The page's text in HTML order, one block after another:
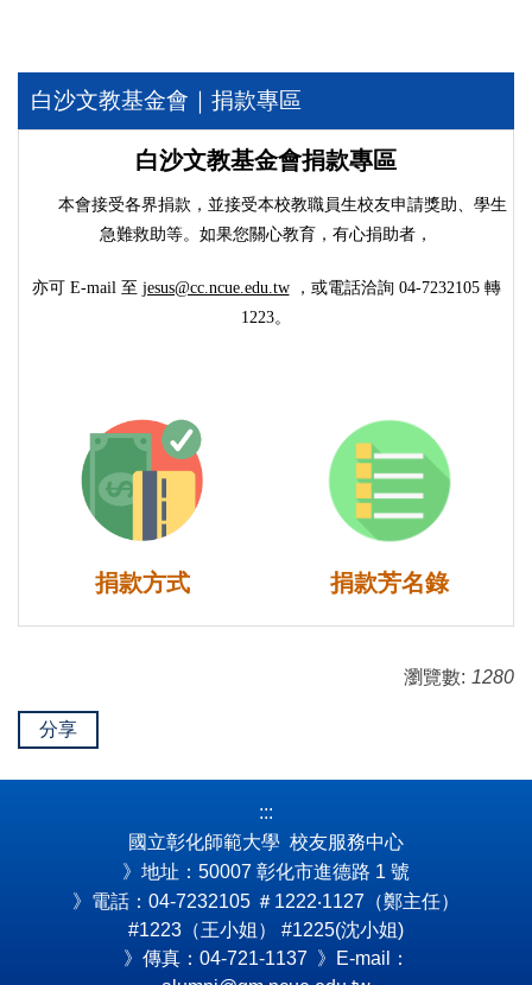
白沙文教基金會｜捐款專區
白沙文教基金會捐款專區
本會接受各界捐款，並接受本校教職員生校友申請獎助、學生
急難救助等。如果您關心教育，有心捐助者，
亦可 E-mail 至 jesus@cc.ncue.edu.tw，或電話洽詢 04-7232105轉
1223。
捐款方式 捐款芳名錄
瀏覽數: 1280
分享
:::
國立彰化師範大學 校友服務中心
》地址：50007 彰化市進德路 1 號
》電話：04-7232105 ＃1222‧1127（鄭主任）
#1223（王小姐） #1225(沈小姐)
》傳真：04-721-1137 》E-mail：